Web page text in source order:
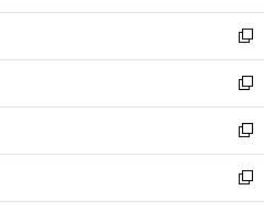
開
く
ウ
で
開
く
ン
ド
ウ
で
開
く
ウ
ィ
ン
ド
ウ
で
開
く
新
し
い
ウ
ィ
ン
ド
ウ
新
し
い
ウ
ィ
ン
新
し
い
ウ
新
し